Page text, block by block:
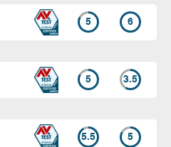
5 6
5 3.5
5.5 5